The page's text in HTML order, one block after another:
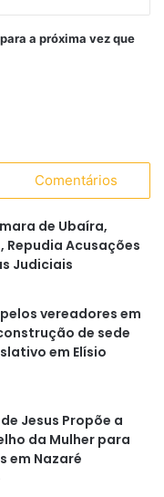
a próxima vez que
Comentários
de Ubaíra,
Repudia Acusações
Judiciais
vereadores em
de sede
em Elísio
Jesus Propõe a
da Mulher para
em Nazaré